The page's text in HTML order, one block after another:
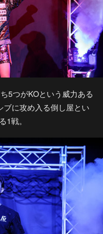
5つがKOという威力ある
に攻め入る倒し屋とい
1戦。